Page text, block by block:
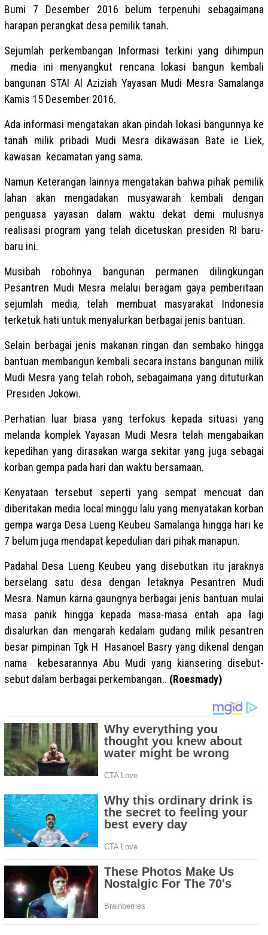
Bumi 7 Desember 2016 belum terpenuhi sebagaimana
harapan perangkat desa pemilik tanah.
Sejumlah perkembangan Informasi terkini yang dihimpun
media ini menyangkut rencana lokasi bangun kembali
bangunan STAI Al Aziziah Yayasan Mudi Mesra Samalanga
Kamis 15 Desember 2016.
Ada informasi mengatakan akan pindah lokasi bangunnya ke
tanah milik pribadi Mudi Mesra dikawasan Bate ie Liek,
kawasan kecamatan yang sama.
Namun Keterangan lainnya mengatakan bahwa pihak pemilik
lahan akan mengadakan musyawarah kembali dengan
penguasa yayasan dalam waktu dekat demi mulusnya
realisasi program yang telah dicetuskan presiden RI baru-
baru ini.
Musibah robohnya bangunan permanen dilingkungan
Pesantren Mudi Mesra melalui beragam gaya pemberitaan
sejumlah media, telah membuat masyarakat Indonesia
terketuk hati untuk menyalurkan berbagai jenis bantuan.
Selain berbagai jenis makanan ringan dan sembako hingga
bantuan membangun kembali secara instans bangunan milik
Mudi Mesra yang telah roboh, sebagaimana yang dituturkan
Presiden Jokowi.
Perhatian luar biasa yang terfokus kepada situasi yang
melanda komplek Yayasan Mudi Mesra telah mengabaikan
kepedihan yang dirasakan warga sekitar yang juga sebagai
korban gempa pada hari dan waktu bersamaan.
Kenyataan tersebut seperti yang sempat mencuat dan
diberitakan media local minggu lalu yang menyatakan korban
gempa warga Desa Lueng Keubeu Samalanga hingga hari ke
7 belum juga mendapat kepedulian dari pihak manapun.
Padahal Desa Lueng Keubeu yang disebutkan itu jaraknya
berselang satu desa dengan letaknya Pesantren Mudi
Mesra. Namun karna gaungnya berbagai jenis bantuan mulai
masa panik hingga kepada masa-masa entah apa lagi
disalurkan dan mengarah kedalam gudang milik pesantren
besar pimpinan Tgk H Hasanoel Basry yang dikenal dengan
nama kebesarannya Abu Mudi yang kiansering disebut-
sebut dalam berbagai perkembangan.. (Roesmady)